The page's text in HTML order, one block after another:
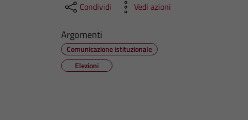
Condividi Vedi azioni
Argomenti
Comunicazione istituzionale
Elezioni